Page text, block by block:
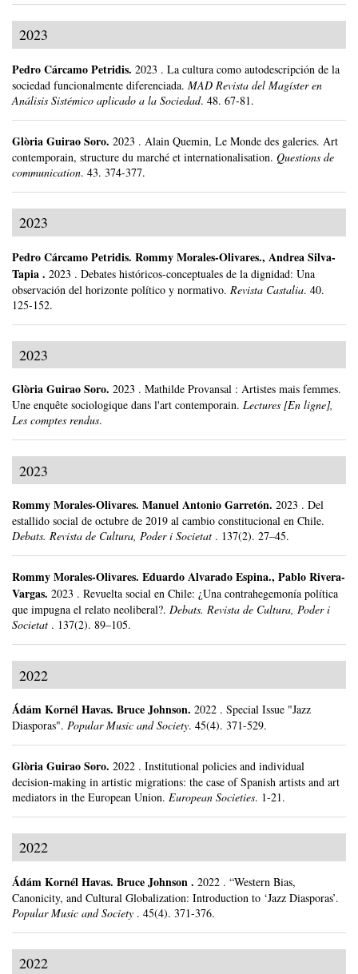
2023
Pedro Cárcamo Petridis. 2023 . La cultura como autodescripción de la
sociedad funcionalmente diferenciada. MAD Revista del Magíster en
Análisis Sistémico aplicado a la Sociedad. 48. 67-81.
Glòria Guirao Soro. 2023 . Alain Quemin, Le Monde des galeries. Art
contemporain, structure du marché et internationalisation. Questions de
communication. 43. 374-377.
2023
Pedro Cárcamo Petridis. Rommy Morales-Olivares., Andrea Silva-
Tapia . 2023 . Debates históricos-conceptuales de la dignidad: Una
observación del horizonte político y normativo. Revista Castalia. 40.
125-152.
2023
Glòria Guirao Soro. 2023 . Mathilde Provansal : Artistes mais femmes.
Une enquête sociologique dans l'art contemporain. Lectures [En ligne],
Les comptes rendus.
2023
Rommy Morales-Olivares. Manuel Antonio Garretón. 2023 . Del
estallido social de octubre de 2019 al cambio constitucional en Chile.
Debats. Revista de Cultura, Poder i Societat . 137(2). 27–45.
Rommy Morales-Olivares. Eduardo Alvarado Espina., Pablo Rivera-
Vargas. 2023 . Revuelta social en Chile: ¿Una contrahegemonía política
que impugna el relato neoliberal?. Debats. Revista de Cultura, Poder i
Societat . 137(2). 89–105.
2022
Ádám Kornél Havas. Bruce Johnson. 2022 . Special Issue "Jazz
Diasporas". Popular Music and Society. 45(4). 371-529.
Glòria Guirao Soro. 2022 . Institutional policies and individual
decision-making in artistic migrations: the case of Spanish artists and art
mediators in the European Union. European Societies. 1-21.
2022
Ádám Kornél Havas. Bruce Johnson . 2022 . “Western Bias,
Canonicity, and Cultural Globalization: Introduction to ‘Jazz Diasporas’.
Popular Music and Society . 45(4). 371-376.
2022